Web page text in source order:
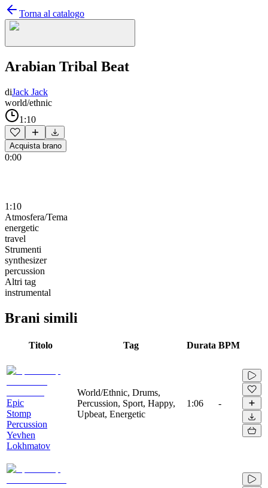
Torna al catalogo
Arabian Tribal Beat
diJack Jack
world/ethnic
1:10
Acquista brano
0:00
1:10
Atmosfera/Tema
energetic
travel
Strumenti
synthesizer
percussion
Altri tag
instrumental
Brani simili
Titolo Tag Durata BPM
Epic
Stomp
Percussion
Yevhen
Lokhmatov
World/Ethnic, Drums,
Percussion, Sport, Happy,
Upbeat, Energetic
1:06 -